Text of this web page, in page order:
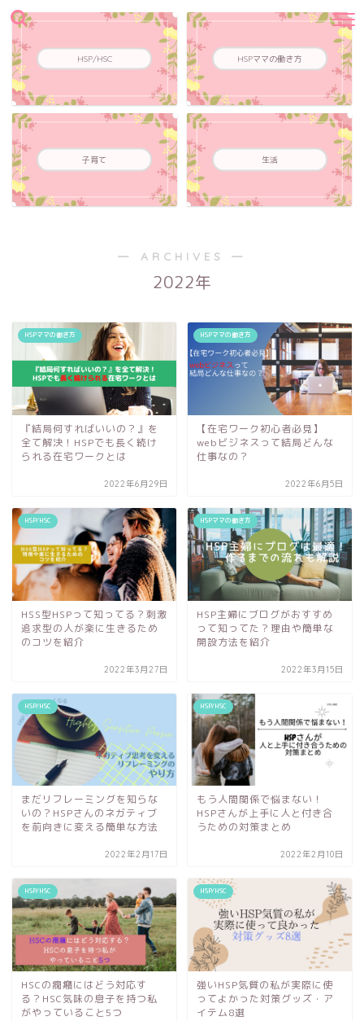
HSP/HSC HSPママの働き方
子育て 生活
― ARCHIVES ―
2022年
HSPママの働き方
『結局何すればいいの？』を
全て解決！HSPでも長く続け
られる在宅ワークとは
2022年6月29日
HSPママの働き方
【在宅ワーク初心者必見】
webビジネスって結局どんな
仕事なの？
2022年6月5日
HSP/HSC
HSS型HSPって知ってる？刺激
追求型の人が楽に生きるため
のコツを紹介
2022年3月27日
HSPママの働き方
HSP主婦にブログがおすすめ
って知ってた？理由や簡単な
開設方法を紹介
2022年3月15日
HSP/HSC
まだリフレーミングを知らな
いの？HSPさんのネガティブ
を前向きに変える簡単な方法
2022年2月17日
HSP/HSC
もう人間関係で悩まない！
HSPさんが上手に人と付き合
うための対策まとめ
2022年2月10日
HSP/HSC
HSCの癇癪にはどう対応す
る？HSC気味の息子を持つ私
がやっていること5つ
HSP/HSC
強いHSP気質の私が実際に使
ってよかった対策グッズ・ア
イテム8選